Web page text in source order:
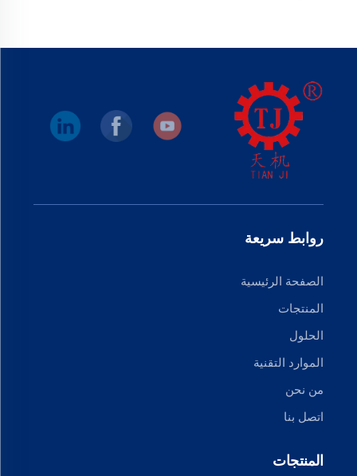
روابط سريعة
الصفحة الرئيسية
المنتجات
الحلول
الموارد التقنية
من نحن
اتصل بنا
المنتجات